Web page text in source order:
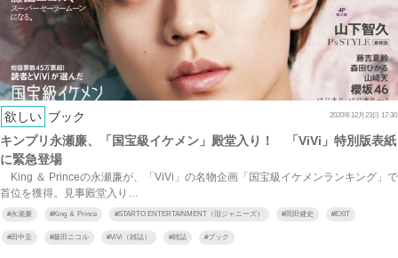
欲しい ブック 2020年12月23日 17:30
キンプリ永瀬廉、「国宝級イケメン」殿堂入り！ 「ViVi」特別版表紙
に緊急登場
King ＆ Princeの永瀬廉が、「ViVi」の名物企画「国宝級イケメンランキング」で
首位を獲得。見事殿堂入り…
#永瀬廉 #King ＆ Prince #STARTO ENTERTAINMENT（旧ジャニーズ） #岡田健史 #EXIT
#田中圭 #藤田ニコル #ViVi（雑誌） #雑誌 #ブック